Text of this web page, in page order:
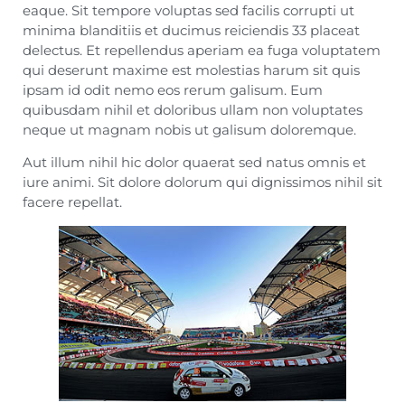
eaque. Sit tempore voluptas sed facilis corrupti ut
minima blanditiis et ducimus reiciendis 33 placeat
delectus. Et repellendus aperiam ea fuga voluptatem
qui deserunt maxime est molestias harum sit quis
ipsam id odit nemo eos rerum galisum. Eum
quibusdam nihil et doloribus ullam non voluptates
neque ut magnam nobis ut galisum doloremque.
Aut illum nihil hic dolor quaerat sed natus omnis et
iure animi. Sit dolore dolorum qui dignissimos nihil sit
facere repellat.